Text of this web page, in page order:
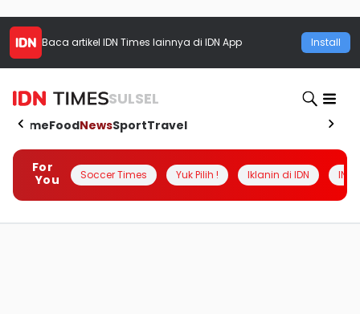
Baca artikel IDN Times lainnya di IDN App Install
SULSEL
HomeFoodNewsSportTravel
For
You
Soccer Times Yuk Pilih ! Iklanin di IDN